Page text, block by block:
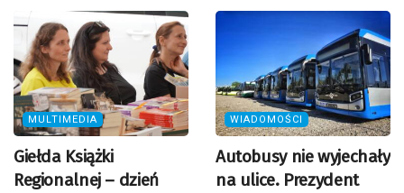
MULTIMEDIA
Giełda Książki
Regionalnej – dzień
WIADOMOŚCI
Autobusy nie wyjechały
na ulice. Prezydent